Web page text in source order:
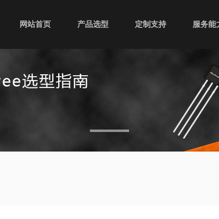
网站首页 产品选型 定制支持 服务能